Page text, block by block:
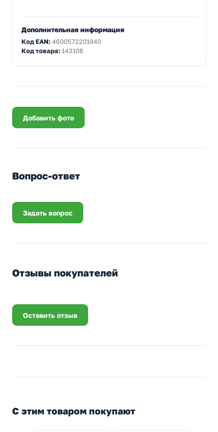
Дополнительная информация
Код EAN:4600572201940
Код товара:143108
Добавить фото
Вопрос-ответ
Задать вопрос
Отзывы покупателей
Оставить отзыв
С этим товаром покупают